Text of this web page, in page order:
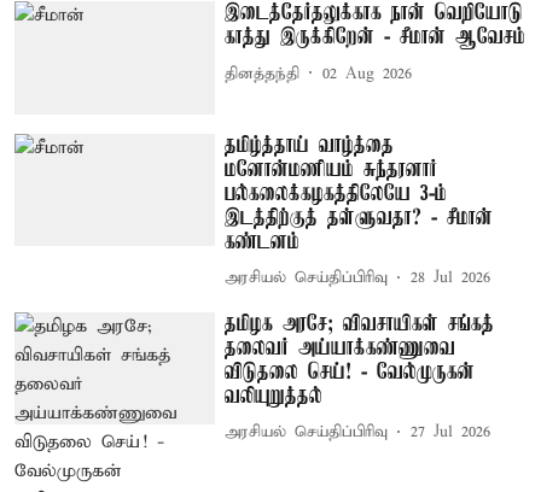
இடைத்தேர்தலுக்காக நான் வெறியோடு
காத்து இருக்கிறேன் - சீமான் ஆவேசம்
தினத்தந்தி 02 Aug 2026
தமிழ்த்தாய் வாழ்த்தை
மனோன்மணியம் சுந்தரனார்
பல்கலைக்கழகத்திலேயே 3-ம்
இடத்திற்குத் தள்ளுவதா? - சீமான்
கண்டனம்
அரசியல் செய்திப்பிரிவு 28 Jul 2026
தமிழக அரசே; விவசாயிகள் சங்கத்
தலைவர் அய்யாக்கண்ணுவை
விடுதலை செய்! - வேல்முருகன்
வலியுறுத்தல்
அரசியல் செய்திப்பிரிவு 27 Jul 2026